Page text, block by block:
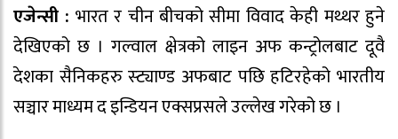
एजेन्सी : भारत र चीन बीचको सीमा विवाद केही मथ्थर हुने
देखिएको छ । गल्वाल क्षेत्रको लाइन अफ कन्ट्रोलबाट दूवै
देशका सैनिकहरु स्ट्याण्ड अफबाट पछि हटिरहेको भारतीय
सञ्चार माध्यम द इन्डियन एक्सप्रसले उल्लेख गरेको छ ।